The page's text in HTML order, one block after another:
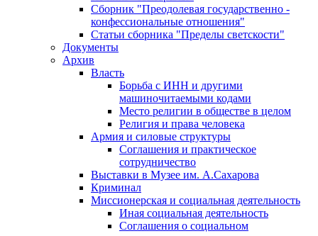
Сборник "Преодолевая государственно -
конфессиональные отношения"
Статьи сборника "Пределы светскости"
Документы
Архив
Власть
Борьба с ИНН и другими
машиночитаемыми кодами
Место религии в обществе в целом
Религия и права человека
Армия и силовые структуры
Соглашения и практическое
сотрудничество
Выставки в Музее им. А.Сахарова
Криминал
Миссионерская и социальная деятельность
Иная социальная деятельность
Соглашения о социальном